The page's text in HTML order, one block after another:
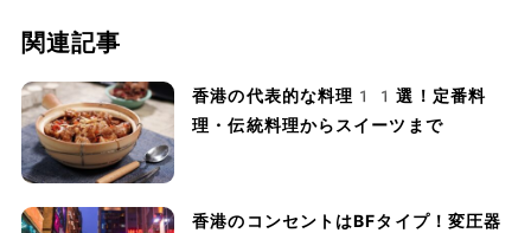
関連記事
香港の代表的な料理11選！定番料
理・伝統料理からスイーツまで
香港のコンセントはBFタイプ！変圧器